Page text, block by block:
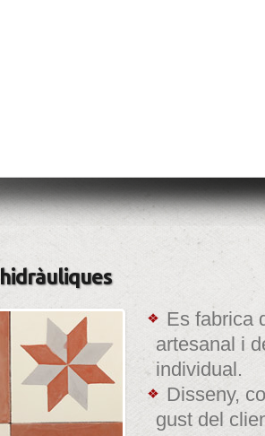
Es fabrica
artesanal i
individual.
Disseny,
gust del